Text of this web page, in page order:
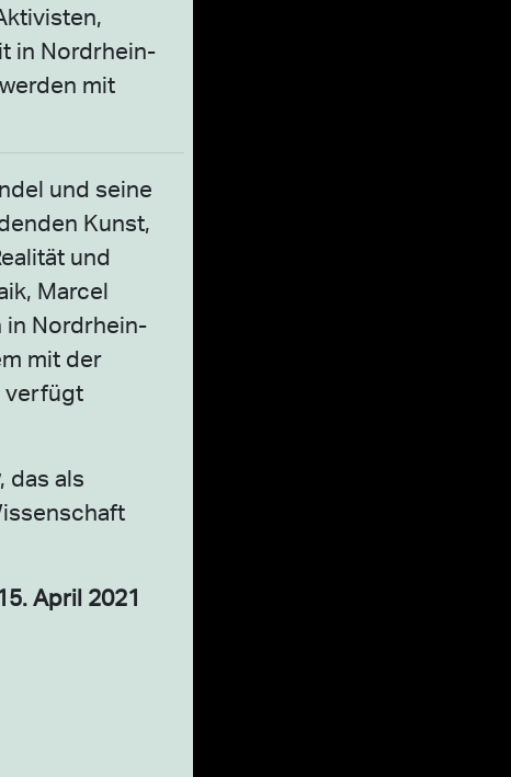
in Nordrhein-
mit
und seine
Kunst,
und
Marcel
in Nordrhein-
mit der
verfügt
, das als
April 2021